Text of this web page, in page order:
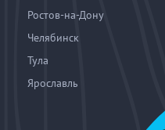
Ростов-на-Дону
Челябинск
Тула
Ярославль